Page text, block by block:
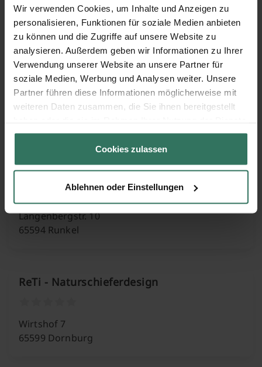
Wir verwenden Cookies, um Inhalte und Anzeigen zu
personalisieren, Funktionen für soziale Medien anbieten
zu können und die Zugriffe auf unsere Website zu
analysieren. Außerdem geben wir Informationen zu Ihrer
Verwendung unserer Website an unsere Partner für
soziale Medien, Werbung und Analysen weiter. Unsere
Partner führen diese Informationen möglicherweise mit
weiteren Daten zusammen, die Sie ihnen bereitgestellt
gesammelt haben.
Cookies zulassen
Ablehnen oder Einstellungen
65606 Villmar
Merfels Steinmetzbetrieb GmbH
Friedhofstr. 11
Paul Müller
Langenbergstr. 10
65594 Runkel
ReTi - Naturschieferdesign
Wirtshof 7
65599 Dornburg